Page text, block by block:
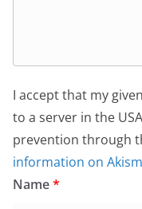
I accept that my
to a server in the
prevention through
information on
Name*